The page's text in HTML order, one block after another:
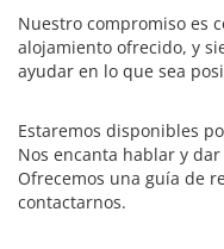
Nuestro compromiso es
alojamiento ofrecido, y
ayudar en lo que sea
Estaremos disponibles
Nos encanta hablar y
Ofrecemos una guía de
contactarnos.